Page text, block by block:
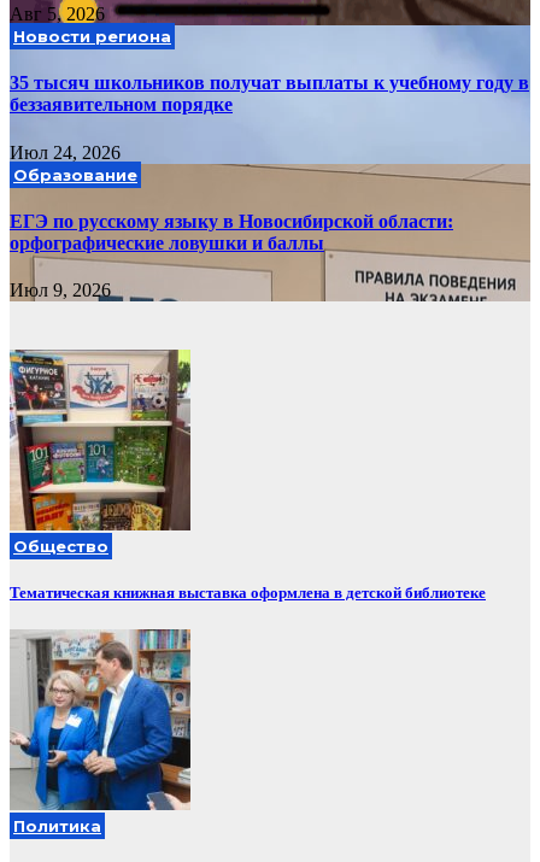
Авг 5, 2026
Новости региона
35 тысяч школьников получат выплаты к учебному году в
беззаявительном порядке
Июл 24, 2026
Образование
ЕГЭ по русскому языку в Новосибирской области:
орфографические ловушки и баллы
Июл 9, 2026
Общество
Тематическая книжная выставка оформлена в детской библиотеке
Политика